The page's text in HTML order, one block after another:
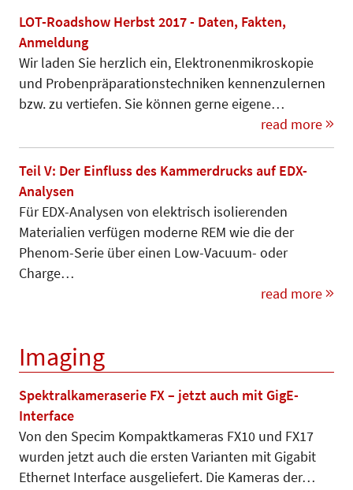
LOT-Roadshow Herbst 2017 - Daten, Fakten,
Anmeldung
Wir laden Sie herzlich ein, Elek­tro­nen­mikroskopie
und Pro­ben­prä­pa­­ra­tionstechniken kennenzu­ler­nen
bzw. zu vertiefen. Sie können gerne eigene…
read more
Teil V: Der Einfluss des Kammerdrucks auf EDX-
Analysen
Für EDX-Analysen von elektrisch isolierenden
Materialien verfügen moderne REM wie die der
Phenom-Serie über einen Low-Vacuum- oder
Charge…
read more
Imaging
Spektralkameraserie FX – jetzt auch mit GigE-
Interface
Von den Specim Kompaktkameras FX10 und FX17
wurden jetzt auch die ersten Varianten mit Gigabit
Ethernet Interface ausgeliefert. Die Kameras der…